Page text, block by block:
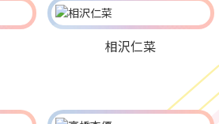
相沢仁菜